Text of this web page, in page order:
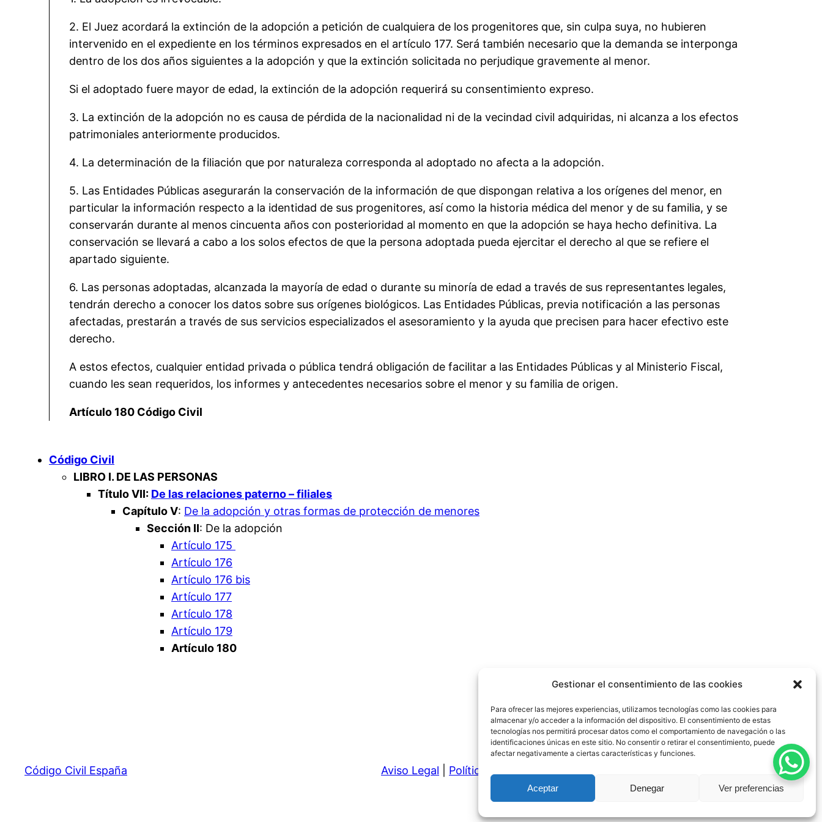
Gestionar el consentimiento de las cookies
Para ofrecer las mejores experiencias, utilizamos tecnologías como las cookies para
almacenar y/o acceder a la información del dispositivo. El consentimiento de estas
tecnologías nos permitirá procesar datos como el comportamiento de navegación o las
identificaciones únicas en este sitio. No consentir o retirar el consentimiento, puede
afectar negativamente a ciertas características y funciones.
Aceptar Denegar Ver preferencias
2. El Juez acordará la extinción de la adopción a petición de cualquiera de los progenitores que, sin culpa suya, no hubieren
intervenido en el expediente en los términos expresados en el artículo 177. Será también necesario que la demanda se interponga
dentro de los dos años siguientes a la adopción y que la extinción solicitada no perjudique gravemente al menor.
Si el adoptado fuere mayor de edad, la extinción de la adopción requerirá su consentimiento expreso.
3. La extinción de la adopción no es causa de pérdida de la nacionalidad ni de la vecindad civil adquiridas, ni alcanza a los efectos
patrimoniales anteriormente producidos.
4. La determinación de la filiación que por naturaleza corresponda al adoptado no afecta a la adopción.
5. Las Entidades Públicas asegurarán la conservación de la información de que dispongan relativa a los orígenes del menor, en
particular la información respecto a la identidad de sus progenitores, así como la historia médica del menor y de su familia, y se
conservarán durante al menos cincuenta años con posterioridad al momento en que la adopción se haya hecho definitiva. La
conservación se llevará a cabo a los solos efectos de que la persona adoptada pueda ejercitar el derecho al que se refiere el
apartado siguiente.
6. Las personas adoptadas, alcanzada la mayoría de edad o durante su minoría de edad a través de sus representantes legales,
tendrán derecho a conocer los datos sobre sus orígenes biológicos. Las Entidades Públicas, previa notificación a las personas
afectadas, prestarán a través de sus servicios especializados el asesoramiento y la ayuda que precisen para hacer efectivo este
derecho.
A estos efectos, cualquier entidad privada o pública tendrá obligación de facilitar a las Entidades Públicas y al Ministerio Fiscal,
cuando les sean requeridos, los informes y antecedentes necesarios sobre el menor y su familia de origen.
Artículo 180 Código Civil
Código Civil
LIBRO I. DE LAS PERSONAS
Título VII: De las relaciones paterno – filiales
Capítulo V: De la adopción y otras formas de protección de menores
Sección II: De la adopción
Artículo 175
Artículo 176
Artículo 176 bis
Artículo 177
Artículo 178
Artículo 179
Artículo 180
Código Civil España Aviso Legal Política de Privacidad